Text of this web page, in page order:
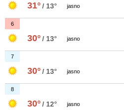
31°/ 13° jasno
6
30°/ 13° jasno
7
30°/ 13° jasno
8
30°/ 12° jasno